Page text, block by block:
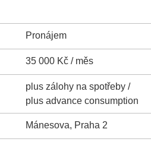
Pronájem
35 000 Kč / měs
plus zálohy na spotřeby /
plus advance consumption
Mánesova, Praha 2